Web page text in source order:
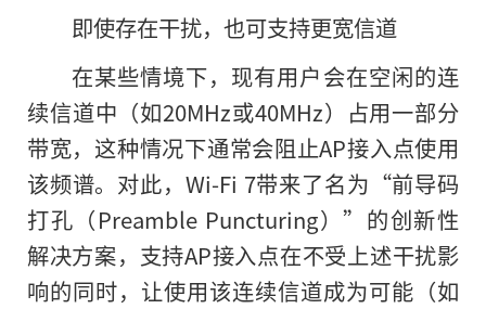
即使存在干扰，也可支持更宽信道
在某些情境下，现有用户会在空闲的连
续信道中（如20MHz或40MHz）占用一部分
带宽，这种情况下通常会阻止AP接入点使用
该频谱。对此，Wi-Fi 7带来了名为“前导码
打孔（Preamble Puncturing）”的创新性
解决方案，支持AP接入点在不受上述干扰影
响的同时，让使用该连续信道成为可能（如